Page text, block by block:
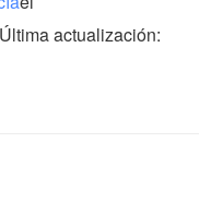
Última actualización: